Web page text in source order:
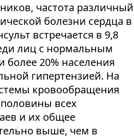
частота различный
болезни сердца в
встречается в 9,8
лиц с нормальным
более 20% населения
гипертензией. На
кровообращения
всех
и их общее
выше, чем в